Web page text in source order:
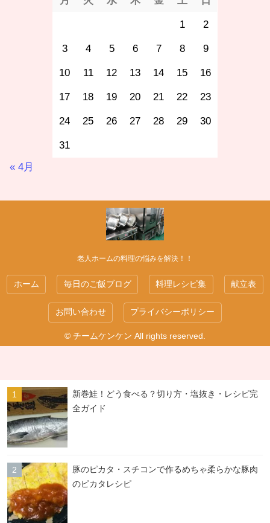
1 2
3 4 5 6 7 8 9
10 11 12 13 14 15 16
17 18 19 20 21 22 23
24 25 26 27 28 29 30
31
« 4月
老人ホームの料理の悩みを解決！！
ホーム 毎日のご飯ブログ 料理レシピ集 献立表
お問い合わせ プライバシーポリシー
© チームケンケン All rights reserved.
新巻鮭！どう食べる？切り方・塩抜き・レシピ完
全ガイド
豚のピカタ・スチコンで作るめちゃ柔らかな豚肉
のピカタレシピ